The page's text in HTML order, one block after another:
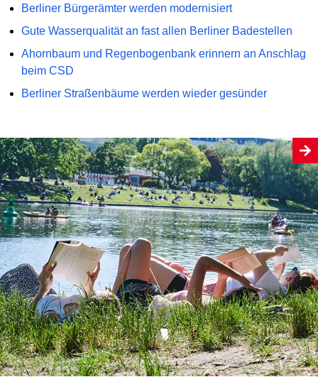
Berliner Bürgerämter werden modernisiert
Gute Wasserqualität an fast allen Berliner Badestellen
Ahornbaum und Regenbogenbank erinnern an Anschlag
beim CSD
Berliner Straßenbäume werden wieder gesünder